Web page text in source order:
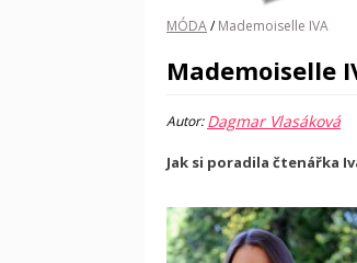
MÓDA/ Mademoiselle IVA
Mademoiselle
Autor:Dagmar Vlasáková
Jak si poradila čtenářka